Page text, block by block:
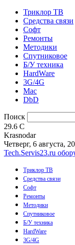
Триклор ТВ
Средства связи
Софт
Ремонты
Методики
Спутниковое
Б/У техника
HardWare
3G/4G
Mac
DbD
Поиск
29.6 C
Krasnodar
Четверг, 6 августа,
Tech.Servis23.ru
Триклор ТВ
Средства связи
Софт
Ремонты
Методики
Спутниковое
Б/У техника
HardWare
3G/4G